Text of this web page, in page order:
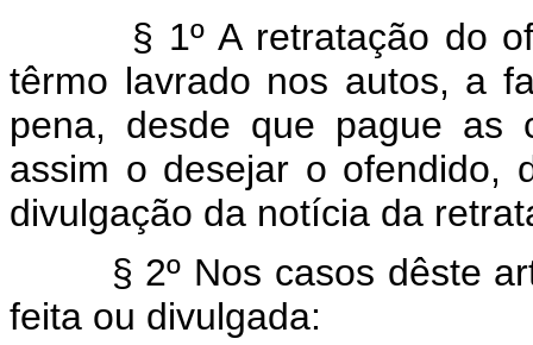
§ 1º A retratação do
têrmo lavrado nos autos, a
pena, desde que pague as
assim o desejar o ofendido,
divulgação da notícia da
§ 2º Nos casos dêste
feita ou divulgada: